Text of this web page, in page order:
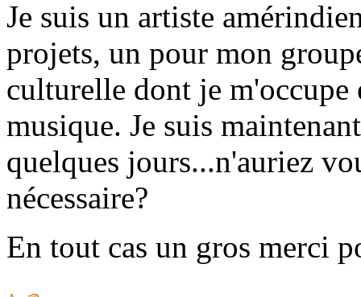
Je suis un artiste
projets, un pour mon
culturelle dont je
musique. Je suis
quelques jours...n'auriez
nécessaire?
En tout cas un gros merci